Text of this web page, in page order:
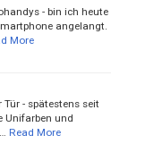
- bin ich heute
angelangt.
More
- spätestens seit
Unifarben und
Read More